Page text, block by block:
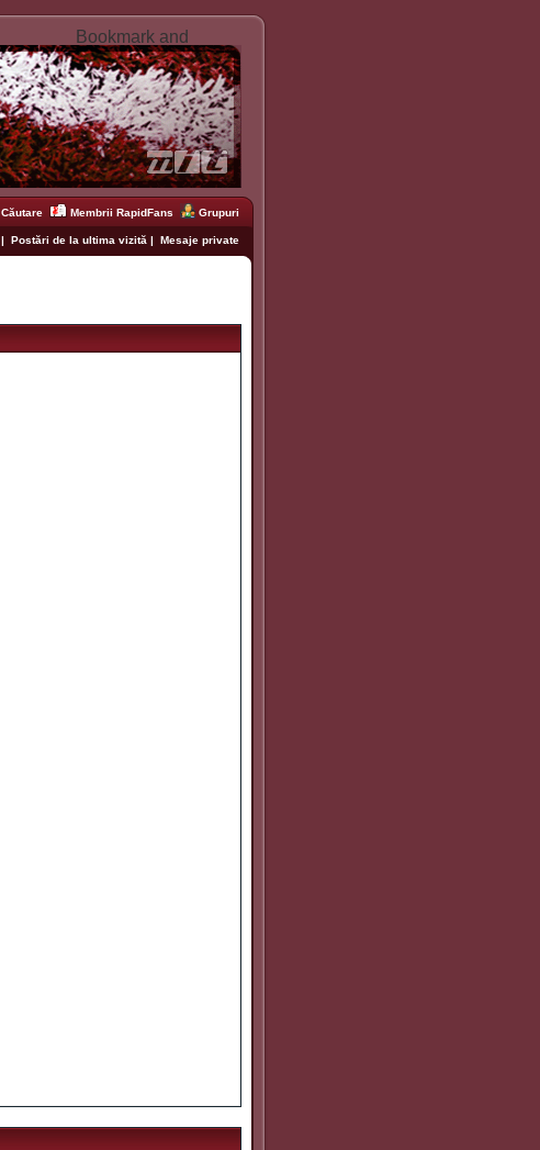
Căutare Membrii RapidFans Grupuri
| Postări de la ultima vizită | Mesaje private